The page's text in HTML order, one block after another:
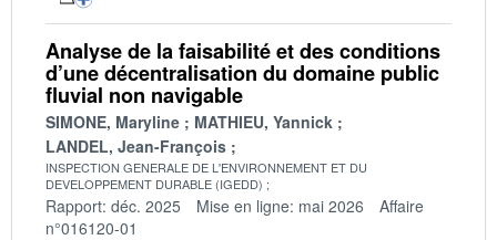
Analyse de la faisabilité et des conditions
d’une décentralisation du domaine public
fluvial non navigable
SIMONE, Maryline
MATHIEU, Yannick
LANDEL, Jean-François
INSPECTION GENERALE DE L'ENVIRONNEMENT ET DU
DEVELOPPEMENT DURABLE (IGEDD)
Rapport: déc. 2025 Mise en ligne: mai 2026
Affaire
n°016120-01